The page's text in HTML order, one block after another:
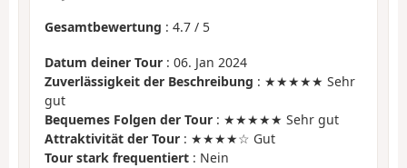
Gesamtbewertung : 4.7 / 5
Datum deiner Tour : 06. Jan 2024
Zuverlässigkeit der Beschreibung : ★★★★★ Sehr
gut
Bequemes Folgen der Tour : ★★★★★ Sehr gut
Attraktivität der Tour : ★★★★☆ Gut
Tour stark frequentiert : Nein